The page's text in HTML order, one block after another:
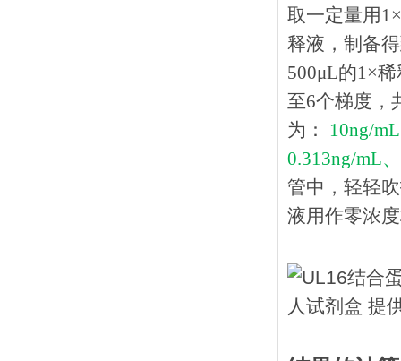
取一定量用
释液，制备
500μL的1×
至6个梯度，
为：
10ng/
0.313ng/mL
管中，轻轻
液用作零浓